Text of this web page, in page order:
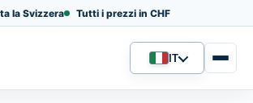
la Svizzera Tutti i prezzi in CHF
Lingua
IT